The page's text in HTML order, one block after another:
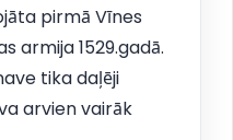
pirmā Vīnes
armija 1529.gadā.
tika daļēji
arvien vairāk